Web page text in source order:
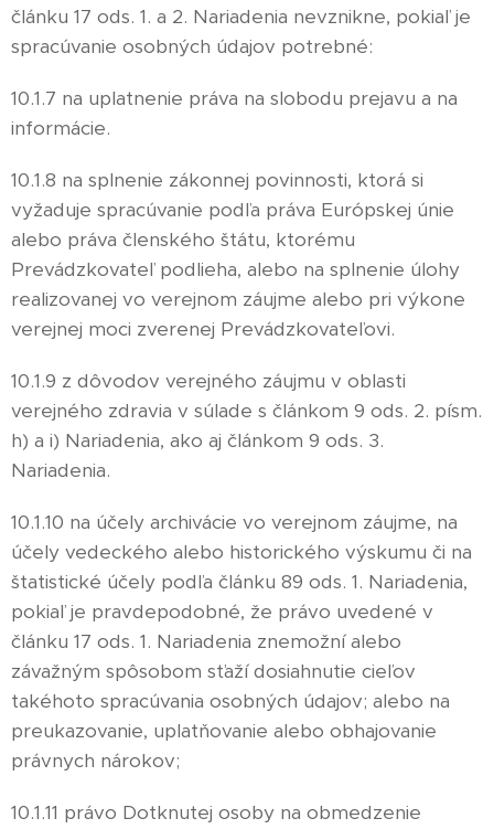
článku 17 ods. 1. a 2. Nariadenia nevznikne, pokiaľ je
spracúvanie osobných údajov potrebné:
10.1.7 na uplatnenie práva na slobodu prejavu a na
informácie.
10.1.8 na splnenie zákonnej povinnosti, ktorá si
vyžaduje spracúvanie podľa práva Európskej únie
alebo práva členského štátu, ktorému
Prevádzkovateľ podlieha, alebo na splnenie úlohy
realizovanej vo verejnom záujme alebo pri výkone
verejnej moci zverenej Prevádzkovateľovi.
10.1.9 z dôvodov verejného záujmu v oblasti
verejného zdravia v súlade s článkom 9 ods. 2. písm.
h) a i) Nariadenia, ako aj článkom 9 ods. 3.
Nariadenia.
10.1.10 na účely archivácie vo verejnom záujme, na
účely vedeckého alebo historického výskumu či na
štatistické účely podľa článku 89 ods. 1. Nariadenia,
pokiaľ je pravdepodobné, že právo uvedené v
článku 17 ods. 1. Nariadenia znemožní alebo
závažným spôsobom sťaží dosiahnutie cieľov
takéhoto spracúvania osobných údajov; alebo na
preukazovanie, uplatňovanie alebo obhajovanie
právnych nárokov;
10.1.11 právo Dotknutej osoby na obmedzenie